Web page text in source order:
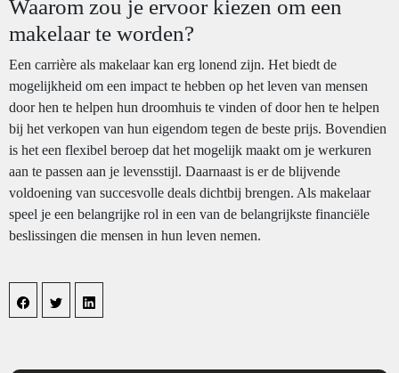
Waarom zou je ervoor kiezen om een
makelaar te worden?
Een carrière als makelaar kan erg lonend zijn. Het biedt de
mogelijkheid om een impact te hebben op het leven van mensen
door hen te helpen hun droomhuis te vinden of door hen te helpen
bij het verkopen van hun eigendom tegen de beste prijs. Bovendien
is het een flexibel beroep dat het mogelijk maakt om je werkuren
aan te passen aan je levensstijl. Daarnaast is er de blijvende
voldoening van succesvolle deals dichtbij brengen. Als makelaar
speel je een belangrijke rol in een van de belangrijkste financiële
beslissingen die mensen in hun leven nemen.